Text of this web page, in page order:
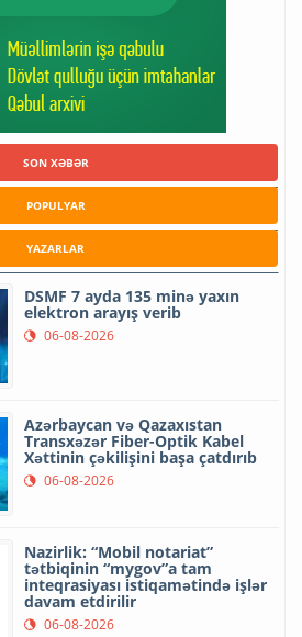
SON XƏBƏR
POPULYAR
YAZARLAR
DSMF 7 ayda 135 minə yaxın
elektron arayış verib
06-08-2026
Azərbaycan və Qazaxıstan
Transxəzər Fiber-Optik Kabel
Xəttinin çəkilişini başa çatdırıb
06-08-2026
Nazirlik: “Mobil notariat”
tətbiqinin “mygov”a tam
inteqrasiyası istiqamətində işlər
davam etdirilir
06-08-2026